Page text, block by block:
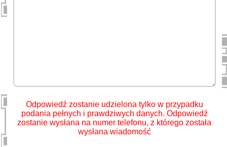
Odpowiedź zostanie udzielona tylko w przypadku
podania pełnych i prawdziwych danych. Odpowiedź
zostanie wysłana na numer telefonu, z którego została
wysłana wiadomość